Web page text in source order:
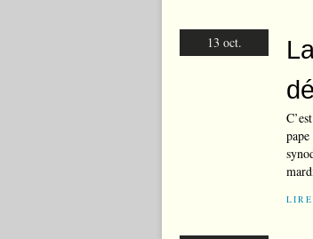
13 oct.